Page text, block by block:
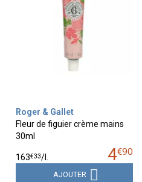
Roger & Gallet
Fleur de figuier crème mains
30ml
4€90
163€33/
AJOUTER